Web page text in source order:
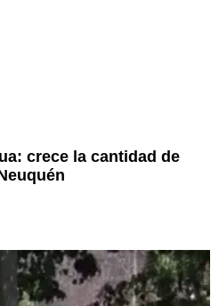
crece la cantidad de